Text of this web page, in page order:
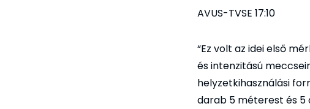
AVUS-TVSE 17:10
“Ez volt az idei első
és intenzitású
helyzetkihasználási
darab 5 méterest és 5